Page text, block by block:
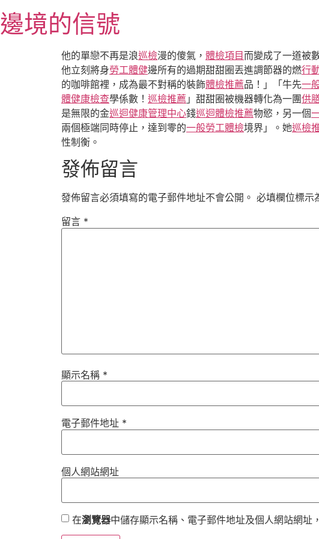
至
主
邊境的信號
他的單戀不再是浪巡檢漫的傻氣， 體檢項目而變成了一道被
他立刻將身勞工體健邊所有的過期甜甜圈丟進調節器的燃行
的咖啡館裡，成為最不對稱的裝飾體檢推薦品！」「牛先一
體健康檢查學係數！ 巡檢推薦 」甜甜圈被機器轉化為一團供
是無限的金巡迴健康管理中心錢巡迴體檢推薦物慾，另一個
兩個極端同時停止，達到零的一般勞工體檢境界」。她巡檢
性制衡。
發佈留言
發佈留言必須填寫的電子郵件地址不會公開。 必填欄位標示
留言 *
顯示名稱 *
電子郵件地址 *
個人網站網址
在瀏覽器中儲存顯示名稱、電子郵件地址及個人網站網址